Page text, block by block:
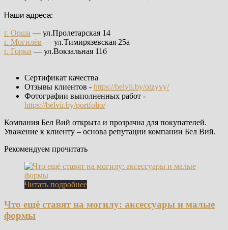
Наши адреса:
г. Орша — ул.Пролетарская 14
г. Могилёв — ул.Тимирязевская 25а
г. Горки — ул.Вокзальная 11б
Сертификат качества
Отзывы клиентов - https://belvii.by/otzyvy/
Фотографии выполненных работ -
https://belvii.by/portfolio/
Компания Бел Вий открыта и прозрачна для покупателей.
Уважение к клиенту – основа репутации компании Бел Вий.
Рекомендуем прочитать
Читать подробнее
Что ещё ставят на могилу: аксессуары и малые
формы